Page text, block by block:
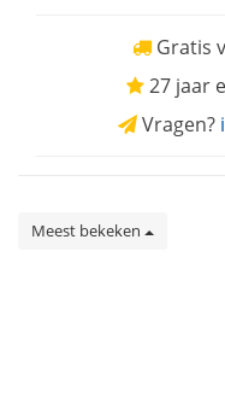
Gratis
27 jaar
Vragen?
Meest bekeken